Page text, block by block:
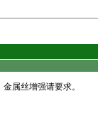
属丝增强请要求。